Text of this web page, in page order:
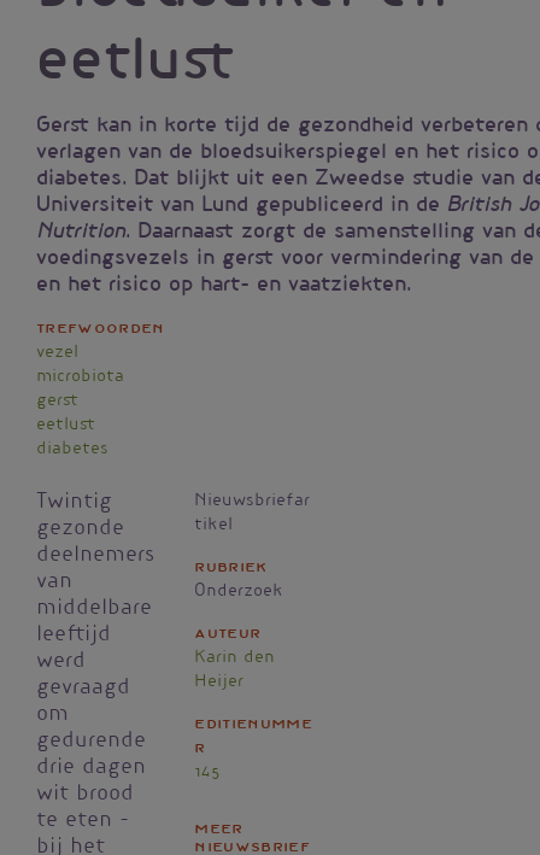
eetlust
Gerst kan in korte tijd de gezondheid verbeteren
verlagen van de bloedsuikerspiegel en het risico
diabetes. Dat blijkt uit een Zweedse studie van
Universiteit van Lund gepubliceerd in de British
Nutrition. Daarnaast zorgt de samenstelling van
voedingsvezels in gerst voor vermindering van
en het risico op hart- en vaatziekten.
Trefwoorden
vezel
microbiota
gerst
eetlust
diabetes
Twintig
gezonde
deelnemers
van
middelbare
leeftijd
werd
gevraagd
om
gedurende
drie dagen
wit brood
te eten -
bij het
Nieuwsbriefar
tikel
Rubriek
Onderzoek
Auteur
Karin den
Heijer
Editienumme
r
145
Meer
nieuwsbrief